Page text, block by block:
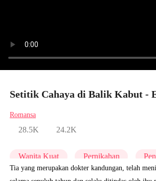
Setitik Cahaya di Balik Kabut -
Romansa
28.5K 24.2K
Wanita Kuat Pernikahan
Tia yang merupakan dokter kandungan, telah